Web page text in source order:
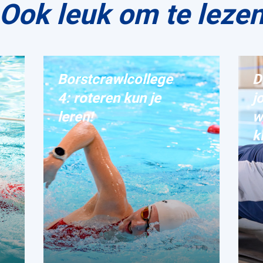
Ook leuk om te
Borstcrawlcollege
4: roteren kun je
leren!